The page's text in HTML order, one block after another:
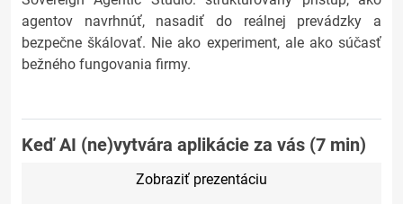
agentov navrhnúť, nasadiť do reálnej prevádzky a
bezpečne škálovať. Nie ako experiment, ale ako súčasť
bežného fungovania firmy.
Keď AI (ne)vytvára aplikácie za vás (7 min)
Zobraziť prezentáciu